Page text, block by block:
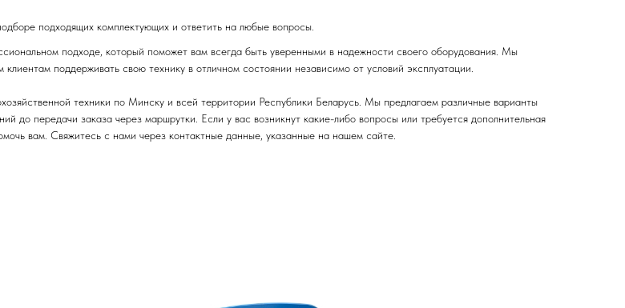
подходящих комплектующих и ответить на любые вопросы.
подходе, который поможет вам всегда быть уверенными в надежности своего оборудования. Мы
поддерживать свою технику в отличном состоянии независимо от условий эксплуатации.
техники по Минску и всей территории Республики Беларусь. Мы предлагаем различные варианты
до передачи заказа через маршрутки. Если у вас возникнут какие-либо вопросы или требуется дополнительная
вам. Свяжитесь с нами через контактные данные, указанные на нашем сайте.